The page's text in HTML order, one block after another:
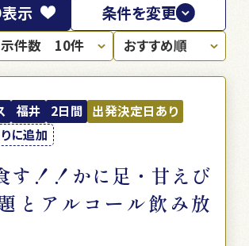
福井 2日間 出発決定日あり
に追加
す！！かに足・甘えび
とアルコール飲み放
表示 条件を変更